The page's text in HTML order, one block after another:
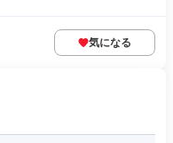
気になる